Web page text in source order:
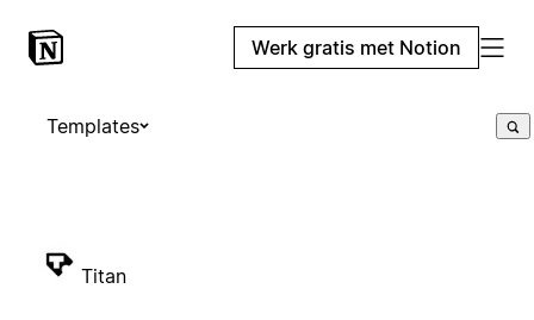
Werk gratis met Notion
Templates
Titan